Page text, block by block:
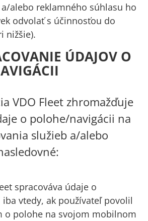
alebo reklamného súhlasu ho
odvolať s účinnosťou do
nižšie).
ÚDAJOV O
VDO Fleet zhromažďuje
o polohe/navigácii na
služieb a/alebo
spracováva údaje o
vtedy, ak používateľ povolil
o polohe na svojom mobilnom